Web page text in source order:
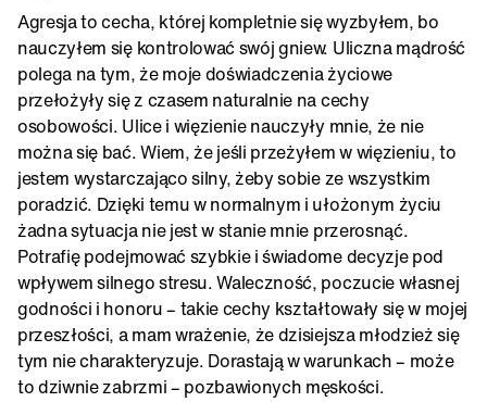
Agresja to cecha, której kompletnie się wyzbyłem, bo
nauczyłem się kontrolować swój gniew. Uliczna mądrość
polega na tym, że moje doświadczenia życiowe
przełożyły się z czasem naturalnie na cechy
osobowości. Ulice i więzienie nauczyły mnie, że nie
można się bać. Wiem, że jeśli przeżyłem w więzieniu, to
jestem wystarczająco silny, żeby sobie ze wszystkim
poradzić. Dzięki temu w normalnym i ułożonym życiu
żadna sytuacja nie jest w stanie mnie przerosnąć.
Potrafię podejmować szybkie i świadome decyzje pod
wpływem silnego stresu. Waleczność, poczucie własnej
godności i honoru – takie cechy kształtowały się w mojej
przeszłości, a mam wrażenie, że dzisiejsza młodzież się
tym nie charakteryzuje. Dorastają w warunkach – może
to dziwnie zabrzmi – pozbawionych męskości.